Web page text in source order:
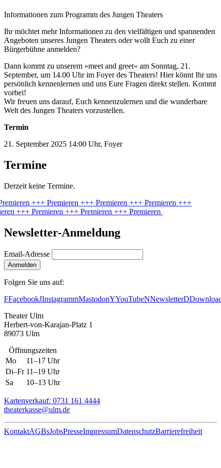
Informationen zum Programm des Jungen Theaters
Ihr möchtet mehr Informationen zu den vielfältigen und spannenden
Angeboten unseres Jungen Theaters oder wollt Euch zu einer
Bürgerbühne anmelden?
Dann kommt zu unserem »meet and greet« am Sonntag, 21.
September, um 14.00 Uhr im Foyer des Theaters! Hier könnt Ihr uns
persönlich kennenlernen und uns Eure Fragen direkt stellen. Kommt
vorbei!
Wir freuen uns darauf, Euch kennenzulernen und die wunderbare
Welt des Jungen Theaters vorzustellen.
Termin
21. September 2025 14:00 Uhr, Foyer
Termine
Derzeit keine Termine.
+++ Premieren +++ Premieren +++ Premieren +++
+++ Premieren +++ Premieren +++ Premieren
Newsletter-Anmeldung
Email-Adresse
Anmelden
Folgen Sie uns auf:
FFacebookJInstagrammMastodonYYouTubeNNewsletterD
Theater Ulm
Herbert-von-Karajan-Platz 1
89073 Ulm
Öffnungszeiten
Mo
11–17 Uhr
Di–Fr 11–19 Uhr
Sa
10–13 Uhr
Kartenverkauf: 0731 161 4444
theaterkasse@ulm.de
KontaktAGBsJobsPresseImpressumDatenschutzBarrierefreiheit